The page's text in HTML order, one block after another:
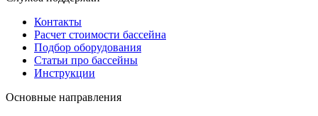
Контакты
Расчет стоимости бассейна
Подбор оборудования
Статьи про бассейны
Инструкции
Основные направления